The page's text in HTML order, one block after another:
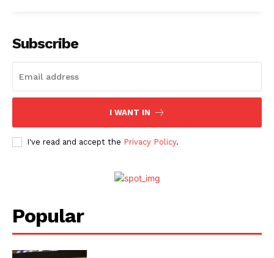
Subscribe
I WANT IN
I've read and accept the Privacy Policy.
Popular